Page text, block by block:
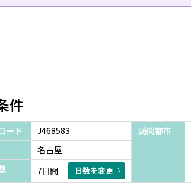
件
ード
J468583
名古屋
7日間 日数を変更
訪問都市